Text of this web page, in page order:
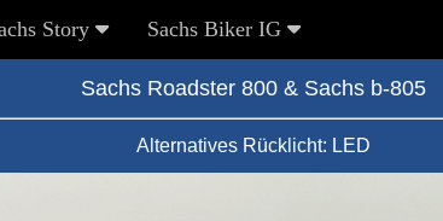
Story Sachs Biker IG
Sachs Roadster 800 & Sachs b-805
Alternatives Rücklicht: LED